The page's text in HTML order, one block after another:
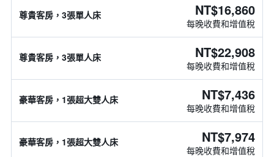
尊貴客房，3張單人床 NT$16,860
每晚收費和增值稅
尊貴客房，3張單人床 NT$22,908
每晚收費和增值稅
豪華客房，1張超大雙人床 NT$7,436
每晚收費和增值稅
豪華客房，1張超大雙人床 NT$7,974
每晚收費和增值稅